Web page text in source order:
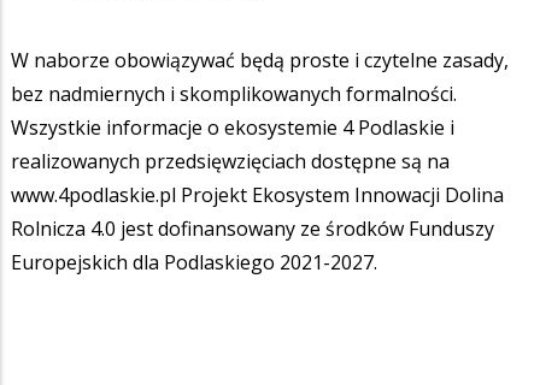
W naborze obowiązywać będą proste i czytelne zasady,
bez nadmiernych i skomplikowanych formalności.
Wszystkie informacje o ekosystemie 4 Podlaskie i
realizowanych przedsięwzięciach dostępne są na
www.4podlaskie.pl Projekt Ekosystem Innowacji Dolina
Rolnicza 4.0 jest dofinansowany ze środków Funduszy
Europejskich dla Podlaskiego 2021-2027.